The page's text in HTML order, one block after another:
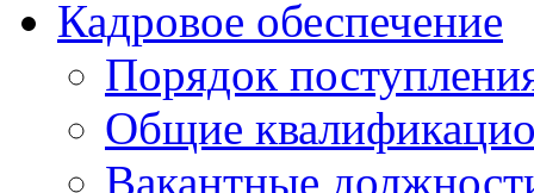
Кадровое обеспечение
Порядок
Общие
Вакантные